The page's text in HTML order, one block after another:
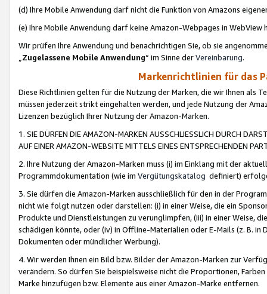
(d) Ihre Mobile Anwendung darf nicht die Funktion von Amazons
(e) Ihre Mobile Anwendung darf keine Amazon-Webpages in WebView
Wir prüfen Ihre Anwendung und benachrichtigen Sie, ob sie
„Zugelassene Mobile Anwendung“ im Sinne derVereinbarung.
Markenrichtlinien für das
Diese Richtlinien gelten für die Nutzung der Marken, die wir Ihnen als
müssen jederzeit strikt eingehalten werden, und jede Nutzung der
Lizenzen bezüglich Ihrer Nutzung der Amazon-Marken.
1. SIE DÜRFEN DIE AMAZON-MARKEN AUSSCHLIESSLICH DURCH
AUF EINER AMAZON-WEBSITE MITTELS EINES ENTSPRECHENDEN
2. Ihre Nutzung der Amazon-Marken muss (i) im Einklang mit der
Programmdokumentation (wie im Vergütungskatalog definiert)
3. Sie dürfen die Amazon-Marken ausschließlich für den in der
nicht wie folgt nutzen oder darstellen: (i) in einer Weise, die ein
Produkte und Dienstleistungen zu verunglimpfen, (iii) in einer Weise,
schädigen könnte, oder (iv) in Offline-Materialien oder E-Mails (z. B. in
Dokumenten oder mündlicher Werbung).
4. Wir werden Ihnen ein Bild bzw. Bilder der Amazon-Marken zur
verändern. So dürfen Sie beispielsweise nicht die Proportionen,
Marke hinzufügen bzw. Elemente aus einer Amazon-Marke entfernen.